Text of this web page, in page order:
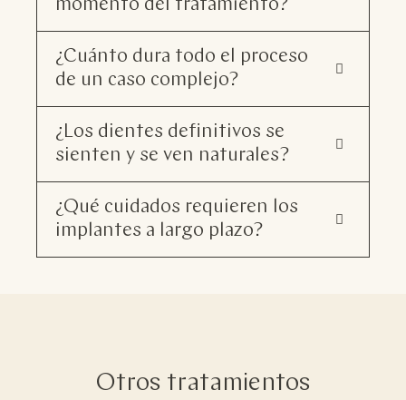
momento del tratamiento?
¿Cuánto dura todo el proceso
de un caso complejo?
¿Los dientes definitivos se
sienten y se ven naturales?
¿Qué cuidados requieren los
implantes a largo plazo?
Otros tratamientos